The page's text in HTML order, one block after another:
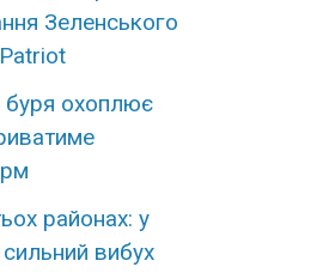
Зеленського
буря охоплює
районах: у
вибух